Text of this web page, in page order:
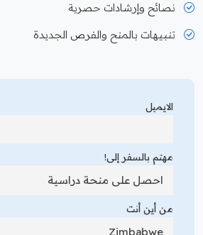
نصائح وإرشادات حصرية
تنبيهات بالمنح والفرص الجديدة
الايميل
مهتم بالسفر إلى!
من أين أنت